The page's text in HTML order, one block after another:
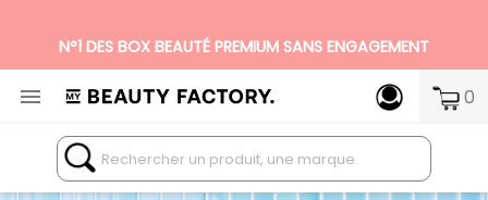
N°1 DES BOX BEAUTÉ PREMIUM SANS ENGAGEMENT
 0